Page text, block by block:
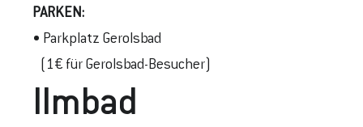
PARKEN:
• Parkplatz Gerolsbad
(1€ für Gerolsbad-Besucher)
Ilmbad